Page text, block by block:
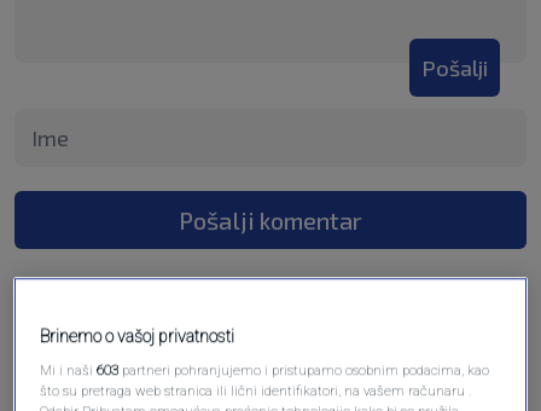
Pošalji
Pošalji komentar
Brinemo o vašoj privatnosti
Mi i naši603 partneri pohranjujemo i pristupamo osobnim podacima, kao
što su pretraga web stranica ili lični identifikatori, na vašem računaru .